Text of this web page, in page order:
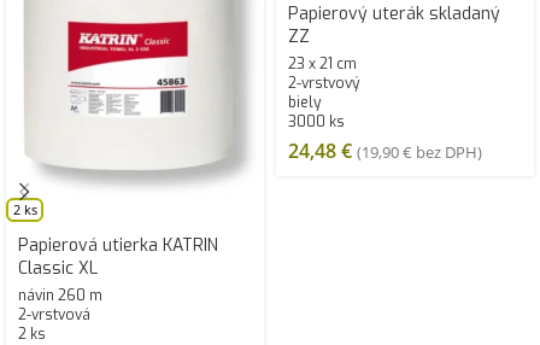
2 ks
Papierová utierka KATRIN
Classic XL
návin 260 m
2-vrstvová
2 ks
Papierový uterák skladaný
ZZ
23 x 21 cm
2-vrstvový
biely
3000 ks
24,48€ (19,90€ bez DPH)